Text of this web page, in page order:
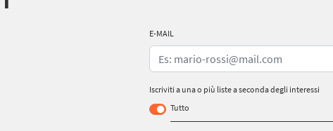
E-MAIL
Iscriviti a una o più liste a seconda degli interessi
Tutto